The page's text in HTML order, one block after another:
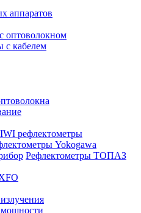
аппаратов
оптоволокном
с кабелем
рефлектометры
Yokogawa
Рефлектометры ТОПАЗ
мощности